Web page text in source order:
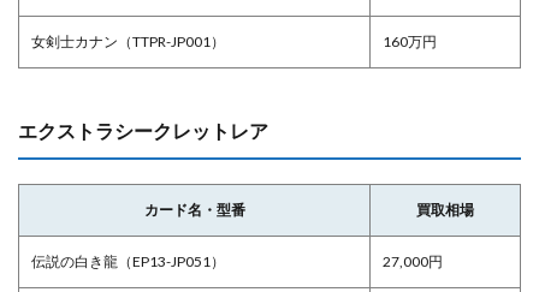
女剣士カナン（TTPR-JP001） 160万円
エクストラシークレットレア
カード名・型番 買取相場
伝説の白き龍（EP13-JP051） 27,000円